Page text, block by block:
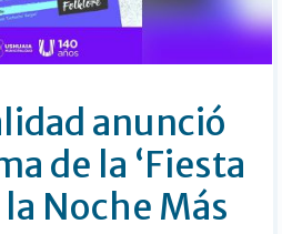
anunció
de la ‘Fiesta
Noche Más